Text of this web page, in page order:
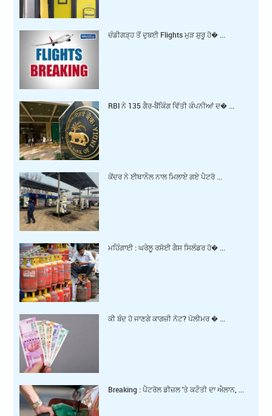
ਚੰਡੀਗੜ੍ਹ ਤੋਂ ਦੁਬਈ Flights ਮੁੜ ਸ਼ੁਰੂ ਹੋ� ...
RBI ਨੇ 135 ਗੈਰ-ਬੈਂਕਿੰਗ ਵਿੱਤੀ ਕੰਪਨੀਆਂ ਦ� ...
ਕੇਂਦਰ ਨੇ ਈਥਾਨੌਲ ਨਾਲ ਮਿਲਾਏ ਗਏ ਪੈਟਰੋ ...
ਮਹਿੰਗਾਈ : ਘਰੇਲੂ ਰਸੋਈ ਗੈਸ ਸਿਲੰਡਰ ਹੋ� ...
ਕੀ ਬੰਦ ਹੋ ਜਾਣਗੇ ਕਾਗਜ਼ੀ ਨੋਟ? ਪੋਲੀਮਰ � ...
Breaking : ਪੈਟਰੋਲ ਡੀਜ਼ਲ 'ਤੇ ਕਟੌਤੀ ਦਾ ਐਲਾਨ, ...